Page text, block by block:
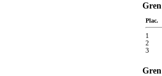
Plac.
1
2
3